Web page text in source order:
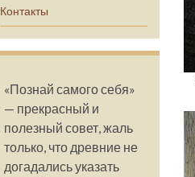
Контакты
«Познай самого себя»
— прекрасный и
полезный совет, жаль
только, что древние не
догадались указать